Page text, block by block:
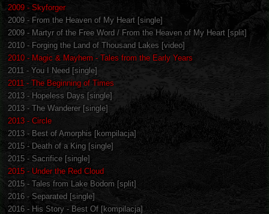
2009 - Skyforger
2009 - From the Heaven of My Heart [single]
2009 - Martyr of the Free Word / From the Heaven of My Heart [split]
2010 - Forging the Land of Thousand Lakes [video]
2010 - Magic & Mayhem - Tales from the Early Years
2011 - You I Need [single]
2011 - The Beginning of Times
2013 - Hopeless Days [single]
2013 - The Wanderer [single]
2013 - Circle
2013 - Best of Amorphis [kompilacja]
2015 - Death of a King [single]
2015 - Sacrifice [single]
2015 - Under the Red Cloud
2015 - Tales from Lake Bodom [split]
2016 - Separated [single]
2016 - His Story - Best Of [kompilacja]